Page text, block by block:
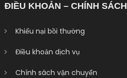
ĐIỀU KHOẢN – CHÍNH SÁCH
Khiếu nại bồi thường
Điều khoản dịch vụ
Chính sách vận chuyển